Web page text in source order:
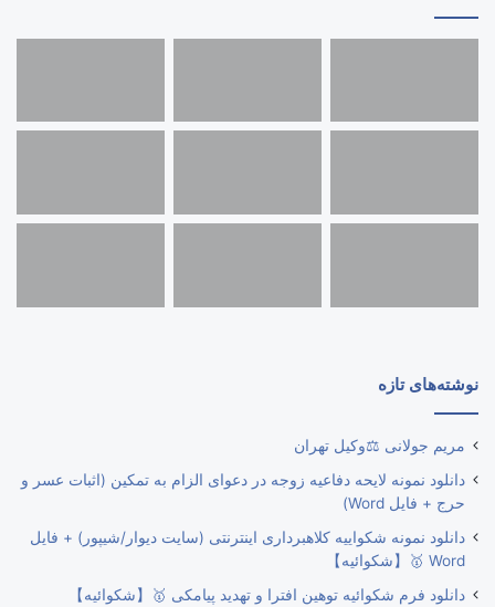
نوشته‌های تازه
مریم جولانی ⚖️وکیل تهران
دانلود نمونه لایحه دفاعیه زوجه در دعوای الزام به تمکین (اثبات عسر و
حرج + فایل Word)
دانلود نمونه شکواییه کلاهبرداری اینترنتی (سایت دیوار/شیپور) + فایل
Word 🥇【شکوائیه】
دانلود فرم شکوائیه توهین افترا و تهدید پیامکی 🥇【شکوائیه】